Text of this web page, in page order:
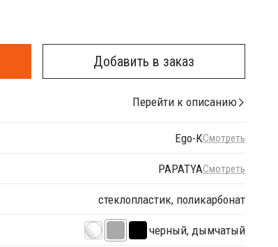
Добавить в заказ
Перейти к описанию
Ego-KСмотреть
PAPATYAСмотреть
стеклопластик, поликарбонат
черный, дымчатый